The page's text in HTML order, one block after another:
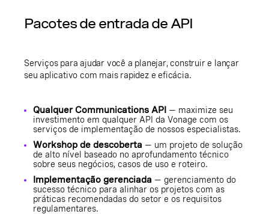
Pacotes de entrada de API
Serviços para ajudar você a planejar, construir e lançar
seu aplicativo com mais rapidez e eficácia.
Qualquer Communications API — maximize seu
investimento em qualquer API da Vonage com os
serviços de implementação de nossos especialistas.
Workshop de descoberta — um projeto de solução
de alto nível baseado no aprofundamento técnico
sobre seus negócios, casos de uso e roteiro.
Implementação gerenciada — gerenciamento do
sucesso técnico para alinhar os projetos com as
práticas recomendadas do setor e os requisitos
regulamentares.